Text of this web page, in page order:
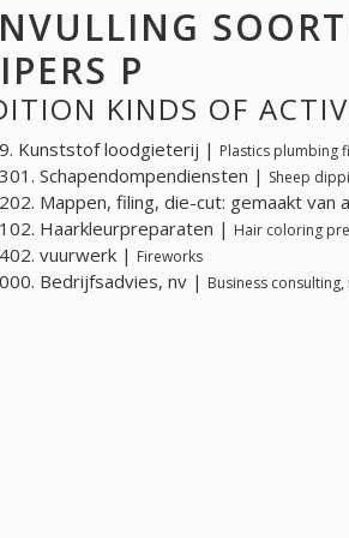
P
KINDS OF
Kunststof loodgieterij | Plastics plumbing
Schapendompendiensten | Sheep
Mappen, filing, die-cut: gemaakt van
Haarkleurpreparaten | Hair coloring
vuurwerk | Fireworks
Bedrijfsadvies, nv | Business consulting,